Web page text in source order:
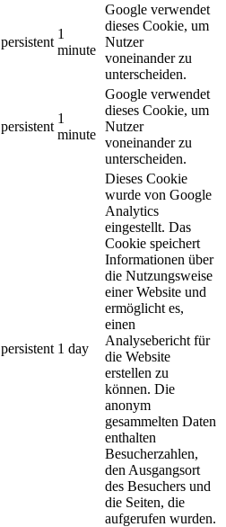
persistent
1
minute
Google verwendet
dieses Cookie, um
Nutzer
voneinander zu
unterscheiden.
persistent
1
minute
Google verwendet
dieses Cookie, um
Nutzer
voneinander zu
unterscheiden.
persistent 1 day
Dieses Cookie
wurde von Google
Analytics
eingestellt. Das
Cookie speichert
Informationen über
die Nutzungsweise
einer Website und
ermöglicht es,
einen
Analysebericht für
die Website
erstellen zu
können. Die
anonym
gesammelten Daten
enthalten
Besucherzahlen,
den Ausgangsort
des Besuchers und
die Seiten, die
aufgerufen wurden.